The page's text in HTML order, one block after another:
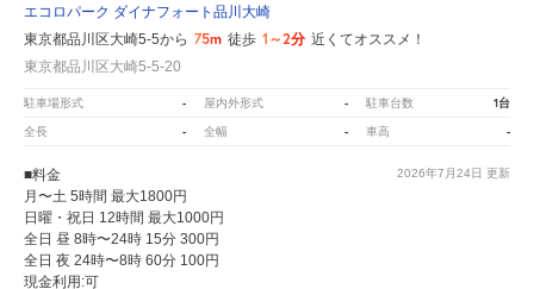
エコロパーク ダイナフォート品川大崎
東京都品川区大崎5-5から 75m 徒歩 1～2分 近くてオススメ！
東京都品川区大崎5-5-20
駐車場形式 - 屋内外形式 - 駐車台数 1台
全長 - 全幅 - 車高 -
2026年7月24日 更新
■料金
月〜土 5時間 最大1800円
日曜・祝日 12時間 最大1000円
全日 昼 8時〜24時 15分 300円
全日 夜 24時〜8時 60分 100円
現金利用:可